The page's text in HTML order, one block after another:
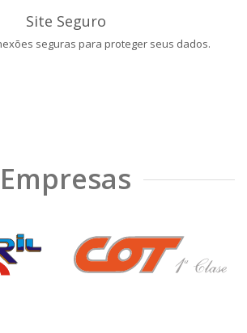
Site Seguro
seguras para proteger seus dados.
Empresas
❯